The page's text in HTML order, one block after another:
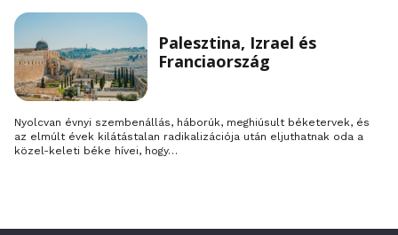
Palesztina, Izrael és
Franciaország
Nyolcvan évnyi szembenállás, háborúk, meghiúsult béketervek, és
az elmúlt évek kilátástalan radikalizációja után eljuthatnak oda a
közel-keleti béke hívei, hogy…